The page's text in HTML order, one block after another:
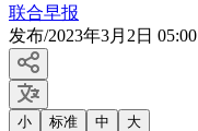
联合早报
发布/2023年3月2日 05:00
小 标准 中 大